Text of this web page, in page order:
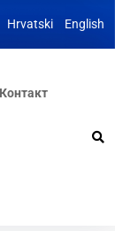
Hrvatski English
Контакт